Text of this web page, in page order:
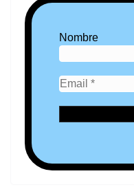
Nombre